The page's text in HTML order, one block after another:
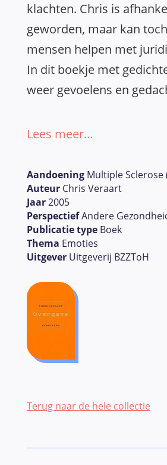
klachten. Chris is
geworden, maar kan
mensen helpen met
In dit boekje met
weer gevoelens en
Lees meer…
Aandoening Multiple Sclerose
Auteur Chris Veraart
Jaar2005
PerspectiefAndere
Publicatie type Boek
Thema Emoties
Uitgever Uitgeverij BZZToH
Terug naar de hele collectie